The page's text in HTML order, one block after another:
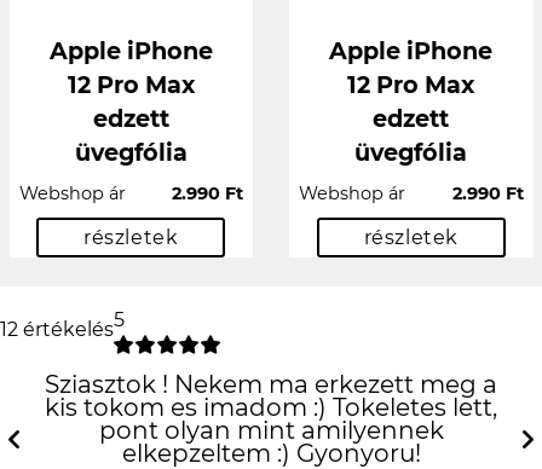
Apple iPhone
12 Pro Max
edzett
üvegfólia
Webshop ár 2.990 Ft
részletek
Apple iPhone
12 Pro Max
edzett
üvegfólia
Webshop ár 2.990 Ft
részletek
12 értékelés5
Sziasztok ! Nekem ma erkezett meg a
kis tokom es imadom :) Tokeletes lett,
pont olyan mint amilyennek
elkepzeltem :) Gyonyoru!
Previous